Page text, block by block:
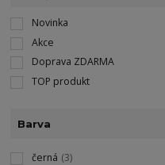
Novinka
Akce
Doprava ZDARMA
TOP produkt
Barva
černá (3)